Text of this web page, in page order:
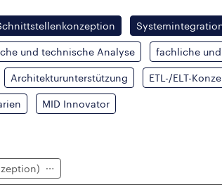
und technische Analyse fachliche
Architekturunterstützung ETL-/ELT-
MID Innovator